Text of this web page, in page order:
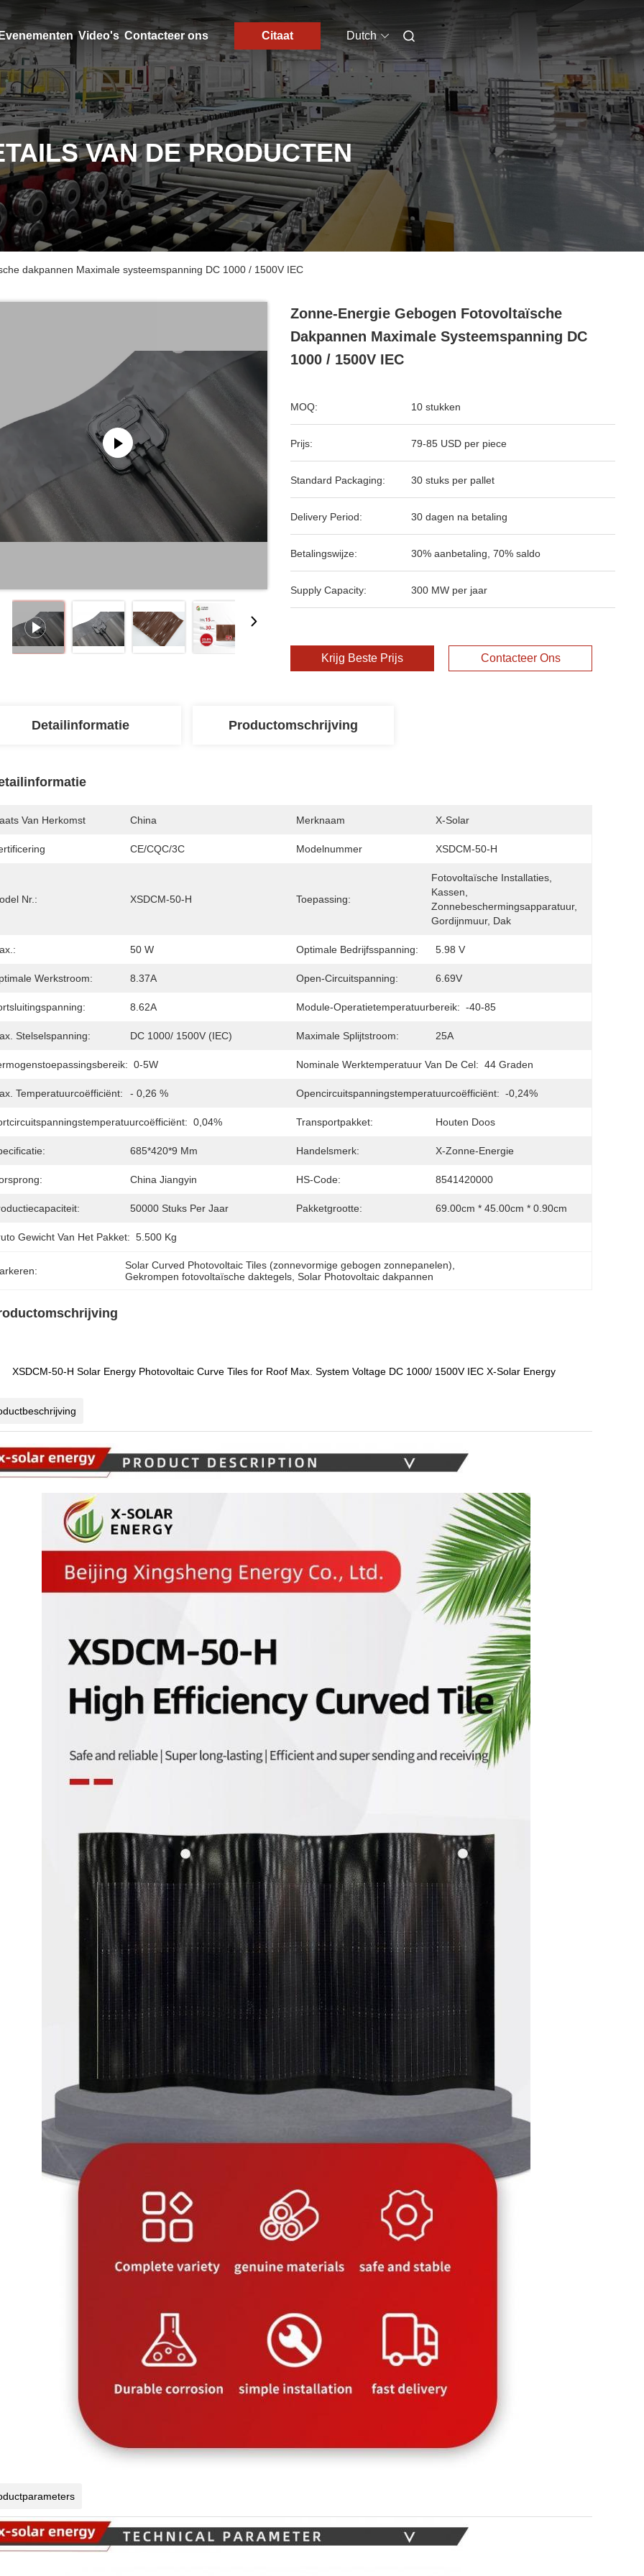
Video's Contacteer ons Citaat Dutch
VAN DE PRODUCTEN
dakpannen Maximale systeemspanning DC 1000 / 1500V IEC
Zonne-Energie Gebogen Fotovoltaïsche
Dakpannen Maximale Systeemspanning DC
1000 / 1500V IEC
MOQ: 10 stukken
Prijs: 79-85 USD per piece
Standard Packaging: 30 stuks per pallet
Delivery Period: 30 dagen na betaling
Betalingswijze: 30% aanbetaling, 70% saldo
Supply Capacity: 300 MW per jaar
Krijg Beste Prijs Contacteer Ons
Detailinformatie Productomschrijving
Van Herkomst China Merknaam X-Solar
CE/CQC/3C Modelnummer XSDCM-50-H
Nr.: XSDCM-50-H Toepassing:
Fotovoltaïsche Installaties,
Kassen,
Zonnebeschermingsapparatuur,
Gordijnmuur, Dak
50 W Optimale Bedrijfsspanning: 5.98 V
Werkstroom: 8.37A Open-Circuitspanning: 6.69V
8.62A Module-Operatietemperatuurbereik: -40-85
Stelselspanning: DC 1000/ 1500V (IEC) Maximale Splijtstroom: 25A
0-5W Nominale Werktemperatuur Van De Cel: 44 Graden
Temperatuurcoëfficiënt: - 0,26 % Opencircuitspanningstemperatuurcoëfficiënt: -0,24%
0,04% Transportpakket: Houten Doos
685*420*9 Mm Handelsmerk: X-Zonne-Energie
China Jiangyin HS-Code: 8541420000
50000 Stuks Per Jaar Pakketgrootte: 69.00cm * 45.00cm * 0.90cm
Gewicht Van Het Pakket: 5.500 Kg
Solar Curved Photovoltaic Tiles (zonnevormige gebogen zonnepanelen)
Gekrompen fotovoltaïsche daktegels , Solar Photovoltaic dakpannen
XSDCM-50-H Solar Energy Photovoltaic Curve Tiles for Roof Max. System Voltage DC 1000/ 1500V IEC X-Solar Energy